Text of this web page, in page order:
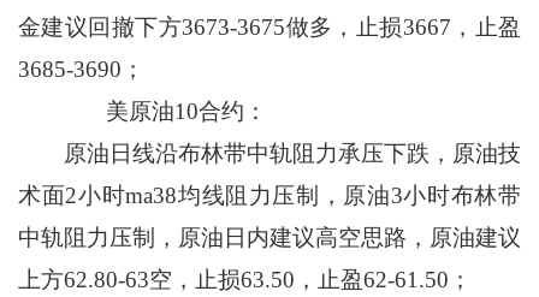
金建议回撤下方3673-3675做多，止损3667，止盈
3685-3690；
美原油10合约：
原油日线沿布林带中轨阻力承压下跌，原油技
术面2小时ma38均线阻力压制，原油3小时布林带
中轨阻力压制，原油日内建议高空思路，原油建议
上方62.80-63空，止损63.50，止盈62-61.50；